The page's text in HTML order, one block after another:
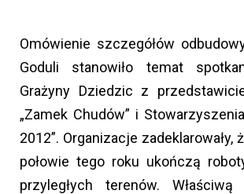
Omówienie szczegółów
Goduli stanowiło temat
Grażyny Dziedzic z
„Zamek Chudów” i
2012”. Organizacje zadeklarowały,
połowie tego roku ukończą
przyległych terenów. Właściwą